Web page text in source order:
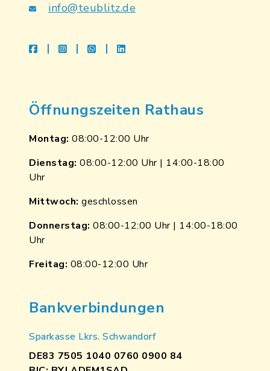
info@teublitz.de
facebookinstagramwhatsapplinkedin
Öffnungszeiten Rathaus
Montag: 08:00-12:00 Uhr
Dienstag: 08:00-12:00 Uhr | 14:00-18:00
Uhr
Mittwoch: geschlossen
Donnerstag: 08:00-12:00 Uhr | 14:00-18:00
Uhr
Freitag: 08:00-12:00 Uhr
Bankverbindungen
Sparkasse Lkrs. Schwandorf
DE83 7505 1040 0760 0900 84